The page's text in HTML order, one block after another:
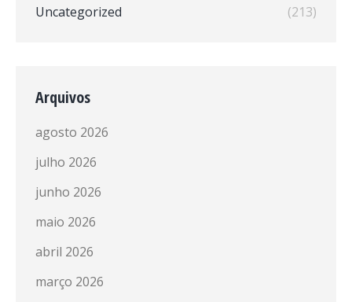
Uncategorized
(213)
Arquivos
agosto 2026
julho 2026
junho 2026
maio 2026
abril 2026
março 2026